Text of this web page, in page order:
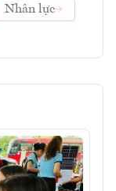
Nhân lực